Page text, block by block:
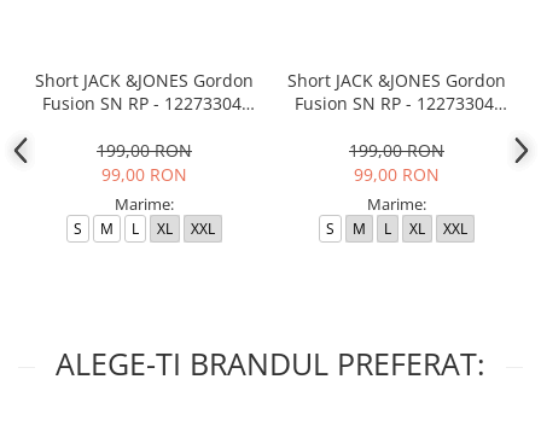
Short JACK &JONES Gordon
Fusion SN RP - 12273304-
199,00 RON
99,00 RON
Marime:
S M L XL XXL
Short JACK &JONES Gordon
Fusion SN RP - 12273304-
199,00 RON
99,00 RON
Marime:
S M L XL XXL
ALEGE-TI BRANDUL PREFERAT: